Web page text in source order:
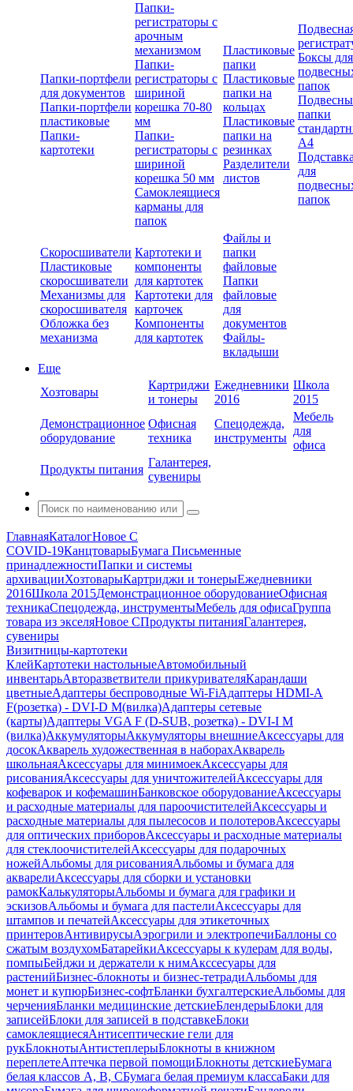
Папки-портфели
для документов
Папки-портфели
пластиковые
Папки-
картотеки
Папки-
регистраторы с
арочным
механизмом
Папки-
регистраторы с
шириной
корешка 70-80
мм
Папки-
регистраторы с
шириной
корешка 50 мм
Самоклеящиеся
карманы для
папок
Пластиковые
папки
Пластиковые
папки на
кольцах
Пластиковые
папки на
резинках
Разделители
листов
Боксы для
папок
папки
А4
для
папок
Скоросшиватели
Пластиковые
скоросшиватели
Механизмы для
скоросшивателя
Обложка без
механизма
Картотеки и
компоненты
для картотек
Картотеки для
карточек
Компоненты
для картотек
Файлы и
папки
файловые
Папки
файловые
для
документов
Файлы-
вкладыши
Еще
Хозтовары
Картриджи
и тонеры
Ежедневники
2016
Школа
2015
Демонстрационное
оборудование
Офисная
техника
Спецодежда,
инструменты
Мебель
для
офиса
Продукты питания
Галантерея,
сувениры
ГлавнаяКаталогНовое С
COVID-19КанцтоварыБумага Письменные
принадлежностиПапки и системы
архивацииХозтоварыКартриджи и тонерыЕжедневники
2016Школа 2015Демонстрационное оборудованиеОфисная
техникаСпецодежда, инструментыМебель для офисаГруппа
товара из экселяНовое СПродукты питанияГалантерея,
сувениры
Визитницы-картотеки
КлейКартотеки настольныеАвтомобильный
инвентарьАвторазветвители прикуривателяКарандаши
цветныеАдаптеры беспроводные Wi-FiАдаптеры HDMI-A
F(розетка) - DVI-D M(вилка)Адаптеры сетевые
(карты)Адаптеры VGA F (D-SUB, розетка) - DVI-I M
(вилка)АккумуляторыАккумуляторы внешниеАксессуары для
досокАкварель художественная в наборахАкварель
школьнаяАксессуары для минимоекАксессуары для
рисованияАксессуары для уничтожителейАксессуары для
кофеварок и кофемашинБанковское оборудованиеАксессуары
и расходные материалы для пароочистителейАксессуары и
расходные материалы для пылесосов и полотеровАксессуары
для оптических приборовАксессуары и расходные материалы
для стеклоочистителейАксессуары для подарочных
ножейАльбомы для рисованияАльбомы и бумага для
акварелиАксессуары для сборки и установки
рамокКалькуляторыАльбомы и бумага для графики и
эскизовАльбомы и бумага для пастелиАксессуары для
штампов и печатейАксессуары для этикеточных
принтеровАнтивирусыАэрогрили и электропечиБаллоны со
сжатым воздухомБатарейкиАксессуары к кулерам для воды,
помпыБейджи и держатели к нимАкссесуары для
растенийБизнес-блокноты и бизнес-тетрадиАльбомы для
монет и купюрБизнес-софтБланки бухгалтерскиеАльбомы для
черченияБланки медицинские детскиеБлендерыБлоки для
записейБлоки для записей в подставкеБлоки
самоклеящиесяАнтисептические гели для
рукБлокнотыАнтистеплерыБлокноты в книжном
переплетеАптечка первой помощиБлокноты детскиеБумага
белая классов А, В, СБумага белая премиум классаБаки для